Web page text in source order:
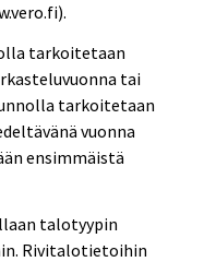
tarkoitetaan
tai
tarkoitetaan
vuonna
ensimmäistä
talotyypin
Rivitalotietoihin